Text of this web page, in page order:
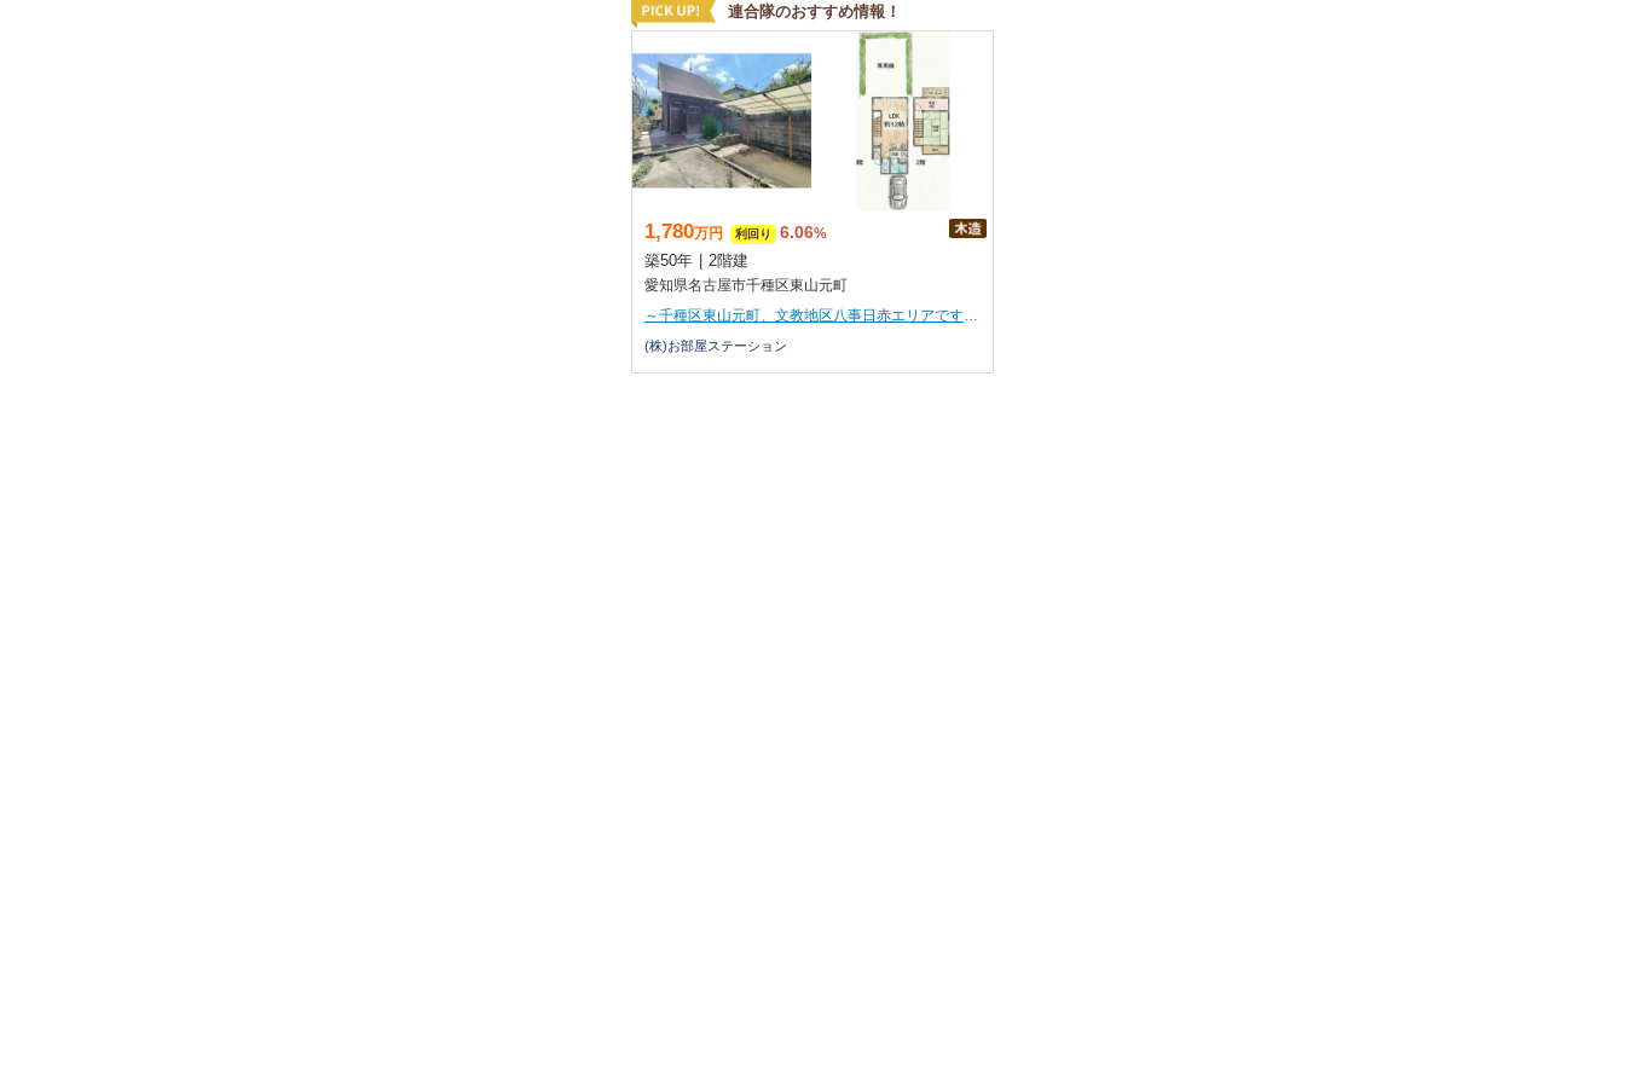
連合隊のおすすめ情報！
1,780万円 利回り 6.06%
築50年 2階建
愛知県名古屋市千種区東山元町
～千種区東山元町、文教地区八事日赤エリアです♪～
(株)お部屋ステーション